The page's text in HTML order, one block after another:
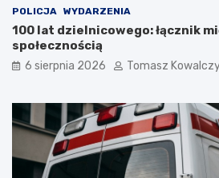
POLICJA WYDARZENIA
100 lat dzielnicowego: łącznik
społecznością
6 sierpnia 2026 Tomasz